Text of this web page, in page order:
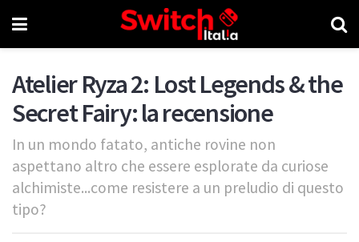
Atelier Ryza 2: Lost Legends & the
Secret Fairy: la recensione
In un mondo fatato, antiche rovine non
aspettano altro che essere esplorate da curiose
alchimiste...come resistere a un preludio di questo
tipo?